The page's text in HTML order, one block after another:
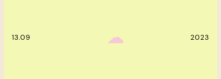
13.09 ‎ ‎‎ ☁︎‎‎ 2023